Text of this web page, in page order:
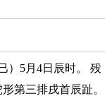
）5月4日辰时。
第三排戌首辰趾。